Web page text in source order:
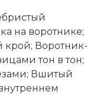
на воротнике;
крой; Воротник-
тон в тон;
Вшитый